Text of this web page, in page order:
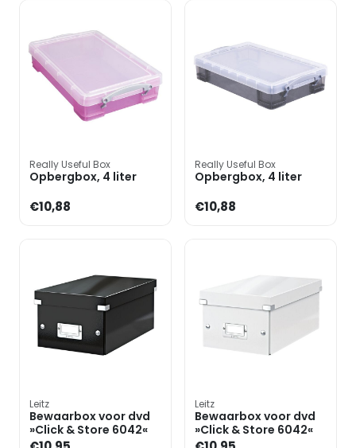
Really Useful Box
Opbergbox, 4 liter
€10,88
Really Useful Box
Opbergbox, 4 liter
€10,88
Leitz
Bewaarbox voor dvd
»Click & Store 6042«
Leitz
Bewaarbox voor dvd
»Click & Store 6042«